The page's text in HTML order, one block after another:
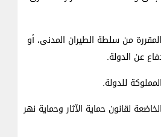
المقررة من سلطة الطيران المدنى، أو
عن الدولة.
لقانون حماية الآثار وحماية نهر